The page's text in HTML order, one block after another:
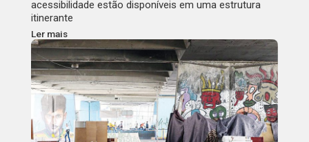
acessibilidade estão disponíveis em uma estrutura
itinerante
Ler mais